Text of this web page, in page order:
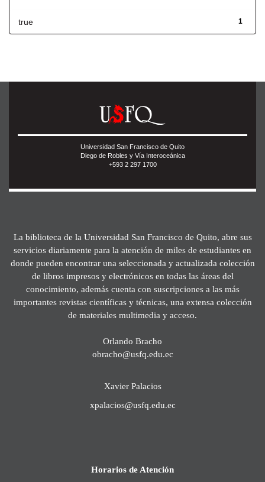
1
true
Universidad San Francisco de Quito
Diego de Robles y Vía Interoceánica
+593 2 297 1700
La biblioteca de la Universidad San Francisco de Quito, abre sus
servicios diariamente para la atención de miles de estudiantes en
donde pueden encontrar una seleccionada y actualizada colección
de libros impresos y electrónicos en todas las áreas del
conocimiento, además cuenta con suscripciones a las más
importantes revistas científicas y técnicas, una extensa colección
de materiales multimedia y acceso.
Orlando Bracho
obracho@usfq.edu.ec
Xavier Palacios
xpalacios@usfq.edu.ec
Horarios de Atención